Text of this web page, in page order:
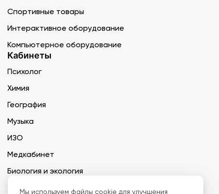
Спортивные товары
Интерактивное оборудование
Компьютерное оборудование
Кабинеты
Психолог
Химия
География
Музыка
ИЗО
Медкабинет
Биология и экология
Технология
Мы используем файлы cookie для улучшения